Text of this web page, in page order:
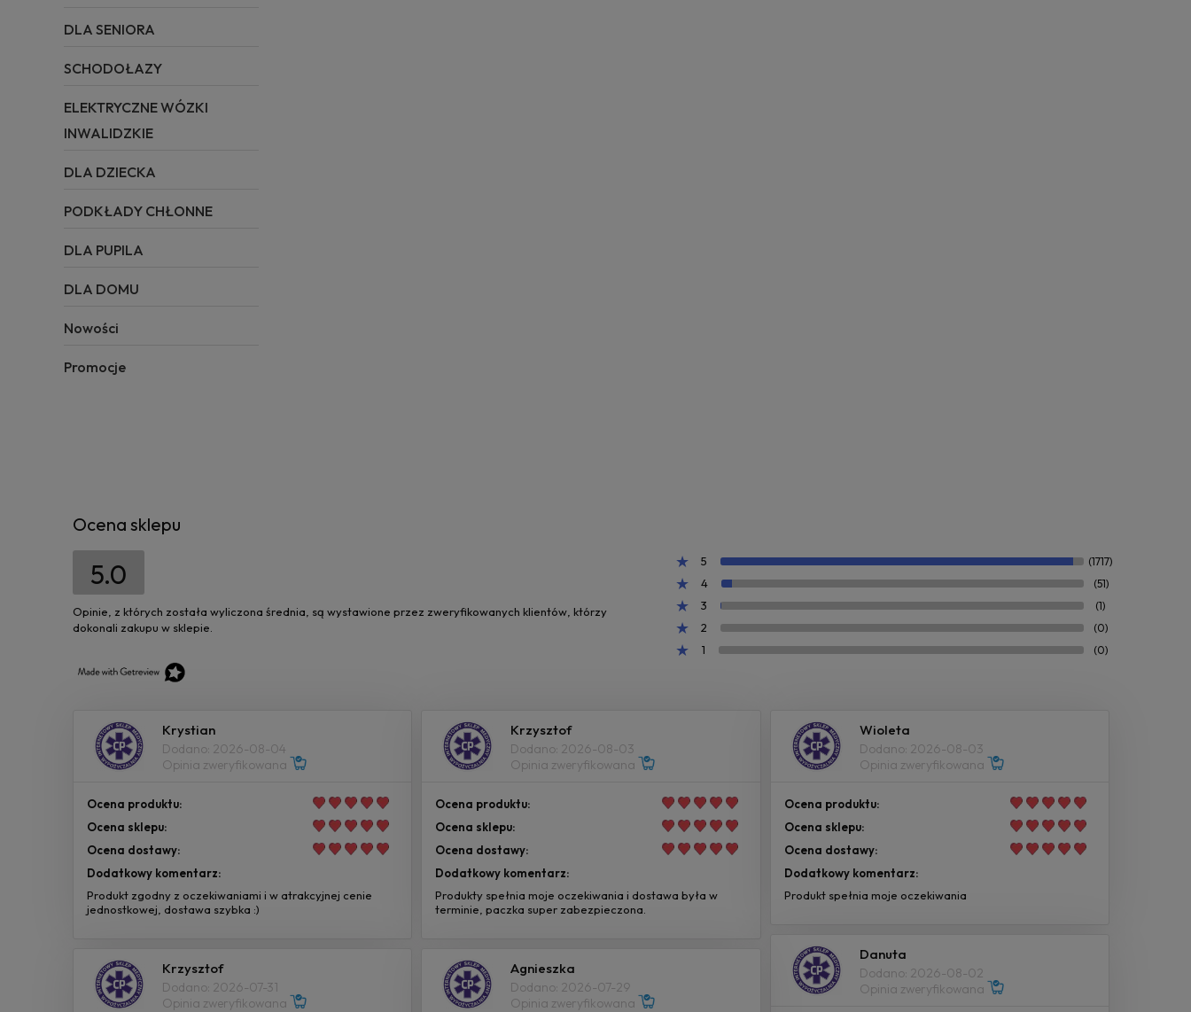
DLA SENIORA
SCHODOŁAZY
ELEKTRYCZNE WÓZKI
INWALIDZKIE
DLA DZIECKA
PODKŁADY CHŁONNE
DLA PUPILA
DLA DOMU
Nowości
Promocje
Ocena sklepu
5.0
Opinie, z których została wyliczona średnia, są wystawione przez zweryfikowanych klientów, którzy
dokonali zakupu w sklepie.
5 (1717)
4 (51)
3 (1)
2 (0)
1 (0)
Krystian
Dodano: 2026-08-04
Opinia zweryfikowana
Ocena produktu:
Ocena sklepu:
Ocena dostawy:
Dodatkowy komentarz:
Produkt zgodny z oczekiwaniami i w atrakcyjnej cenie
jednostkowej, dostawa szybka :)
Krzysztof
Dodano: 2026-08-03
Opinia zweryfikowana
Ocena produktu:
Ocena sklepu:
Ocena dostawy:
Dodatkowy komentarz:
Produkty spełnia moje oczekiwania i dostawa była w
terminie, paczka super zabezpieczona.
Wioleta
Dodano: 2026-08-03
Opinia zweryfikowana
Ocena produktu:
Ocena sklepu:
Ocena dostawy:
Dodatkowy komentarz:
Produkt spełnia moje oczekiwania
Danuta
Dodano: 2026-08-02
Opinia zweryfikowana
Krzysztof
Dodano: 2026-07-31
Opinia zweryfikowana
Agnieszka
Dodano: 2026-07-29
Opinia zweryfikowana